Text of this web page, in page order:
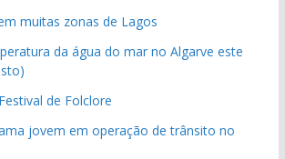
muitas zonas de Lagos
da água do mar no Algarve este
de Folclore
jovem em operação de trânsito no